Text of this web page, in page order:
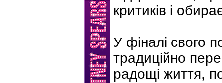
критиків і
У фіналі свого
традиційно
радощі життя,